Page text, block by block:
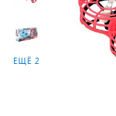
ЕЩЁ 2